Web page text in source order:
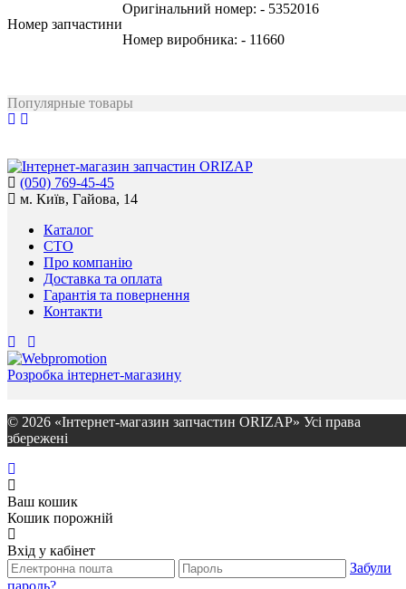
Номер запчастини
Оригінальний номер: - 5352016
Номер виробника: - 11660
Популярные товары
(050) 769-45-45
м. Київ, Гайова, 14
Каталог
СТО
Про компанію
Доставка та оплата
Гарантія та повернення
Контакти
Розробка інтернет-магазину
© 2026 «Інтернет-магазин запчастин ORIZAP» Усі права
збережені
Ваш кошик
Кошик порожній
Вхід у кабінет
Забули
пароль?